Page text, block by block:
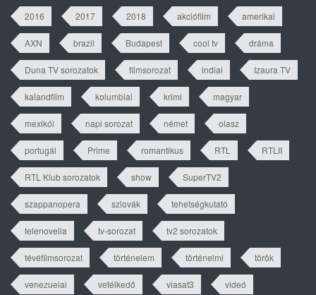
2016 2017 2018 akciófilm amerikai
AXN brazil Budapest cool tv dráma
Duna TV sorozatok filmsorozat indiai Izaura TV
kalandfilm kolumbiai krimi magyar
mexikói napi sorozat német olasz
portugál Prime romantikus RTL RTLII
RTL Klub sorozatok show SuperTV2
szappanopera szlovák tehetségkutató
telenovella tv-sorozat tv2 sorozatok
tévéfilmsorozat történelem történelmi török
venezuelai vetélkedő viasat3 videó